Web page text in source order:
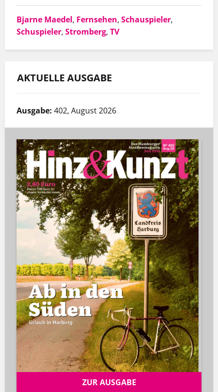
Bjarne Maedel, Fernsehen, Schauspieler,
Schuspieler, Stromberg, TV
AKTUELLE AUSGABE
Ausgabe: 402, August 2026
ZUR AUSGABE